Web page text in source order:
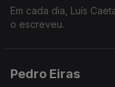
Em cada dia, Luís
o escreveu.
Pedro Eiras